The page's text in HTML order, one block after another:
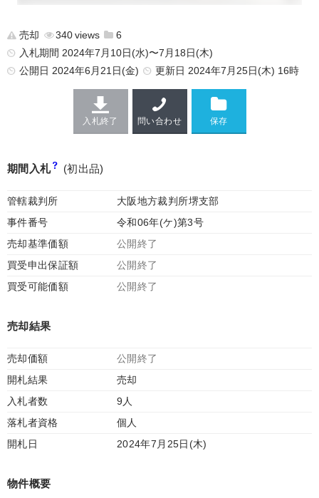
売却 340
6
入札期間 2024年7月10日(水)〜7月18日(木)
公開日 2024年6月21日(金) 更新日 2024年7月25日(木) 16時
入札終了 問い合わせ
期間入札 (初出品)
管轄裁判所
大阪地方裁判所堺支部
事件番号
令和06年(ケ)第3号
売却基準価額
公開終了
買受申出保証額
公開終了
買受可能価額
公開終了
売却結果
売却価額
公開終了
開札結果
売却
入札者数
9人
落札者資格
個人
開札日
2024年7月25日(木)
物件概要